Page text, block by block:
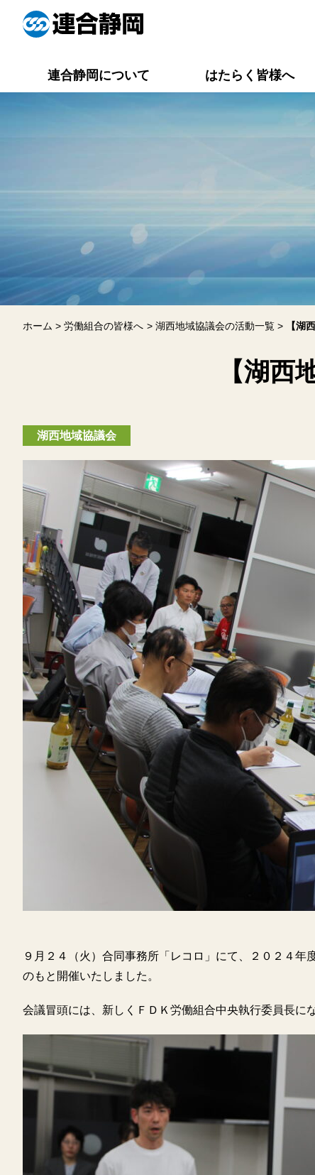
連合静岡について
専門委員会
はたらく皆様へ
資料集一覧
ホーム 労働組合の皆様へ 湖西地域協議会の活動一覧 【湖
【湖西
湖西地域協議会
９月２４（火）合同事務所「レコロ」にて、２０２４年
のもと開催いたしました。
会議冒頭には、新しくＦＤＫ労働組合中央執行委員長に